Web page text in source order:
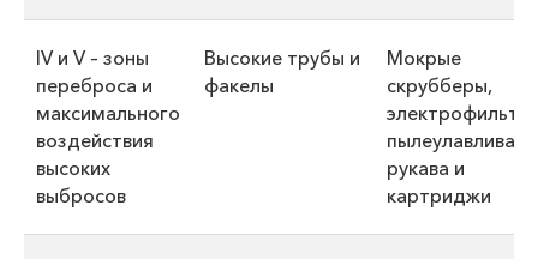
IV и V – зоны
переброса и
максимального
воздействия
высоких
выбросов
Высокие трубы и
факелы
Мокрые
скрубберы,
рукава и
картриджи